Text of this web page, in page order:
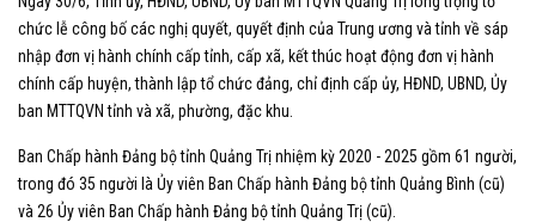
chức lễ công bố các nghị quyết, quyết định của Trung ương và tỉnh về sáp
nhập đơn vị hành chính cấp tỉnh, cấp xã, kết thúc hoạt động đơn vị hành
chính cấp huyện, thành lập tổ chức đảng, chỉ định cấp ủy, HĐND, UBND, Ủy
ban MTTQVN tỉnh và xã, phường, đặc khu.
Ban Chấp hành Đảng bộ tỉnh Quảng Trị nhiệm kỳ 2020 - 2025 gồm 61 người,
trong đó 35 người là Ủy viên Ban Chấp hành Đảng bộ tỉnh Quảng Bình (cũ)
và 26 Ủy viên Ban Chấp hành Đảng bộ tỉnh Quảng Trị (cũ).